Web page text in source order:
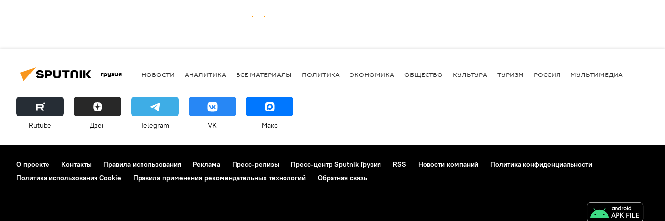
Грузия НОВОСТИ АНАЛИТИКА ВСЕ МАТЕРИАЛЫ ПОЛИТИКА ЭКОНОМИКА ОБЩЕСТВО КУЛЬТУРА ТУРИЗМ РОССИЯ МУЛЬТИМЕДИА
Rutube Дзен Telegram VK Макс
О проекте Контакты Правила использования Реклама Пресс-релизы Пресс-центр Sputnik Грузия RSS Новости компаний
Политика конфиденциальности
Политика использования Cookie
Правила применения рекомендательных технологий Обратная связь